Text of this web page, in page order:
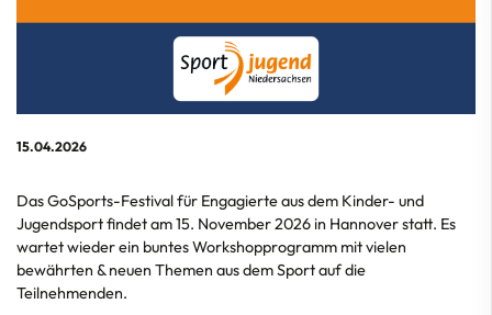
15.04.2026
Das GoSports-Festival für Engagierte aus dem Kinder- und
Jugendsport findet am 15. November 2026 in Hannover statt. Es
wartet wieder ein buntes Workshopprogramm mit vielen
bewährten & neuen Themen aus dem Sport auf die
Teilnehmenden.